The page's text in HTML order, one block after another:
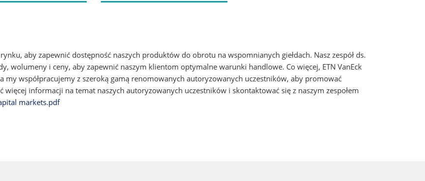
aby zapewnić dostępność naszych produktów do obrotu na wspomnianych giełdach. Nasz zespół ds.
wolumeny i ceny, aby zapewnić naszym klientom optymalne warunki handlowe. Co więcej, ETN VanEck
my współpracujemy z szeroką gamą renomowanych autoryzowanych uczestników, aby promować
informacji na temat naszych autoryzowanych uczestników i skontaktować się z naszym zespołem
markets.pdf